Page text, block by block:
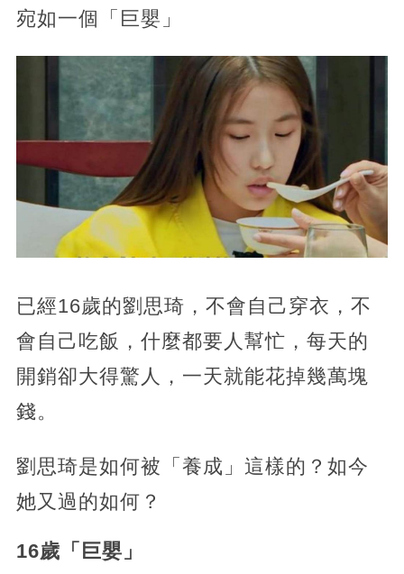
宛如一個「巨嬰」
已經16歲的劉思琦，不會自己穿衣，不
會自己吃飯，什麼都要人幫忙，每天的
開銷卻大得驚人，一天就能花掉幾萬塊
錢。
劉思琦是如何被「養成」這樣的？如今
她又過的如何？
16歲「巨嬰」